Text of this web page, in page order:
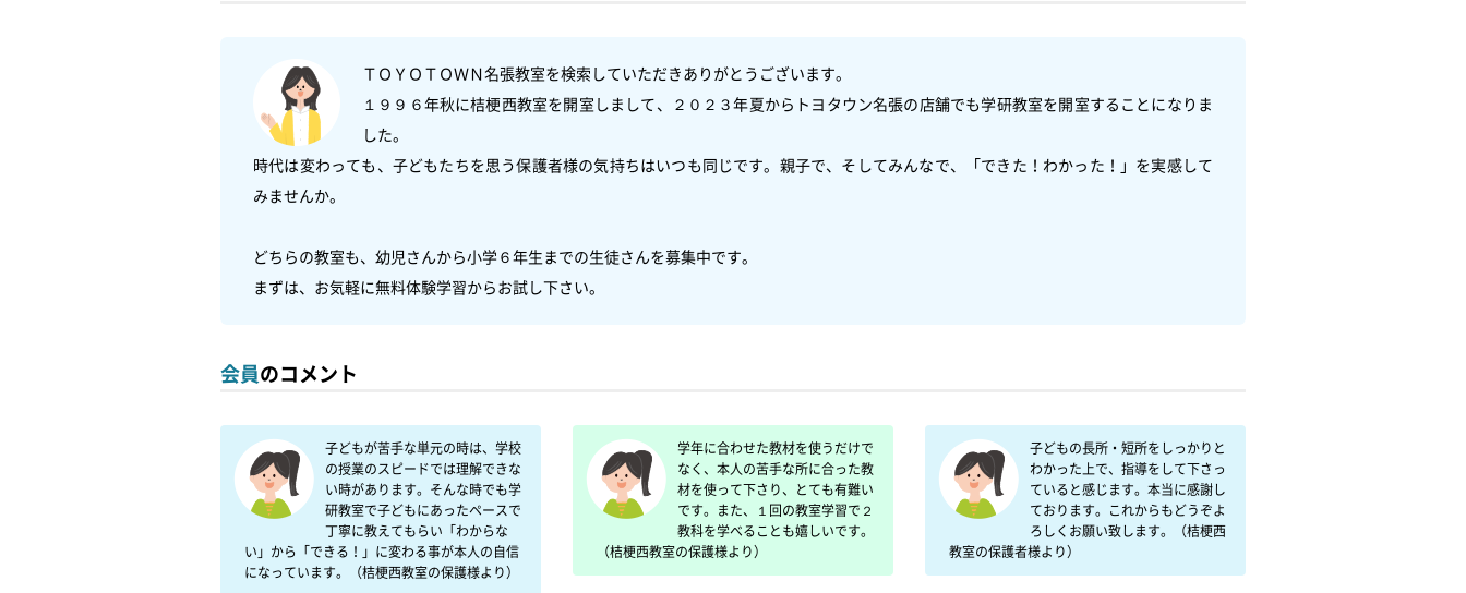
ＴＯＹＯＴＯＷＮ名張教室を検索していただきありがとうございます。
１９９６年秋に桔梗西教室を開室しまして、２０２３年夏からトヨタウン名張の店舗でも学研教室を開室することになりま
した。
時代は変わっても、子どもたちを思う保護者様の気持ちはいつも同じです。親子で、そしてみんなで、「できた！わかった！」を実感して
みませんか。
どちらの教室も、幼児さんから小学６年生までの生徒さんを募集中です。
まずは、お気軽に無料体験学習からお試し下さい。
会員のコメント
子どもが苦手な単元の時は、学校
の授業のスピードでは理解できな
い時があります。そんな時でも学
研教室で子どもにあったペースで
丁寧に教えてもらい「わからな
い」から「できる！」に変わる事が本人の自信
になっています。（桔梗西教室の保護様より）
学年に合わせた教材を使うだけで
なく、本人の苦手な所に合った教
材を使って下さり、とても有難い
です。また、１回の教室学習で２
教科を学べることも嬉しいです。
（桔梗西教室の保護様より）
子どもの長所・短所をしっかりと
わかった上で、指導をして下さっ
ていると感じます。本当に感謝し
ております。これからもどうぞよ
ろしくお願い致します。（桔梗西